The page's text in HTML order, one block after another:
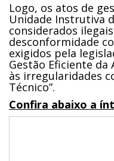
Logo, os atos de
Unidade Instrutiva
considerados
desconformidade
exigidos pela
Gestão Eficiente
às irregularidades
Técnico”.
Confira abaixo a